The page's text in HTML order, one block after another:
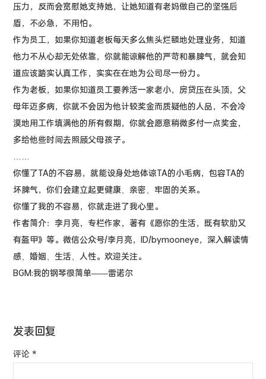
压力，反而会宽慰她支持她，让她知道有老妈做自己的坚强后
盾，不必急，不用怕。
作为员工，如果你知道老板每天多么焦头烂额地处理业务，知道
他力不从心却无处依靠，你就能谅解他的严苛和暴脾气，就会知
道应该踏实认真工作，实实在在地为公司尽一份力。
作为老板，如果你知道员工要养活一家老小，房贷压在头顶，父
母年迈多病，你就不会因为他计较奖金而质疑他的人品，不会冷
漠地用工作填满他的所有假期，你就会愿意稍微多付一点奖金，
多给他些时间去照顾父母孩子。
……
你懂了TA的不容易，就能设身处地体谅TA的小毛病，包容TA的
坏脾气，你们会建立起更健康、亲密、牢固的关系。
你懂了我的不容易，你就走进了我心里。
作者简介：李月亮，专栏作家，著有《愿你的生活，既有软肋又
有盔甲》等。微信公众号/李月亮，ID/bymooneye，深入解读情
感、婚姻、生活、人性。欢迎关注。
BGM:我的钢琴很简单——雷诺尔
发表回复
评论*